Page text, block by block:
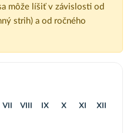
môže líšiť v závislosti od
strih) a od ročného
VII VIII IX X XI XII